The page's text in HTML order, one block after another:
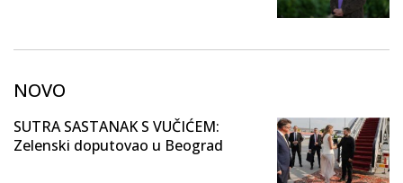
NOVO
SUTRA SASTANAK S VUČIĆEM:
Zelenski doputovao u Beograd